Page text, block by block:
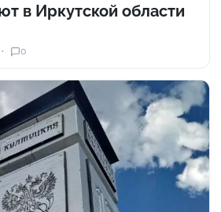
в Иркутской области
0